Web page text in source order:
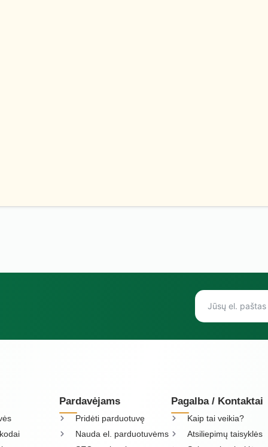
Pardavėjams
Pridėti parduotuvę
Nauda el. parduotuvėms
Pagalba / Kontaktai
Kaip tai veikia?
Atsiliepimų taisyklės